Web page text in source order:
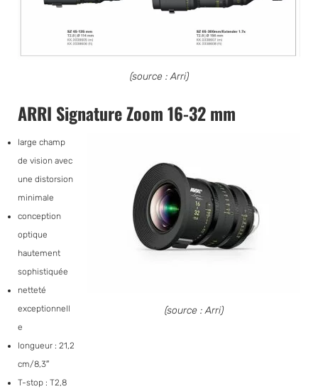
(source : Arri)
ARRI Signature Zoom 16-32 mm
(source : Arri)
large champ
de vision avec
une distorsion
minimale
conception
optique
hautement
sophistiquée
netteté
exceptionnell
e
longueur : 21,2
cm/8,3″
T-stop : T2,8